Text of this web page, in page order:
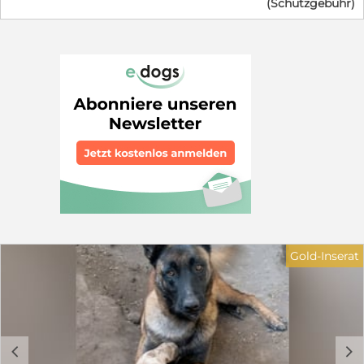
Grenzen zu akzeptieren und das Hunde 1x1. Luca wurde
Mitte Juli von uns besucht und er zeigte sich als
kompatibel mit anderen Hunden, lässt sich bürsten und
auch Kommandos sind ihm nicht fremd. Luca braucht
nur eine konsequente, souveräne Führung um als
Traumhund bezeichnet zu werden. Wird er im "laissez-
faire-Stil" geführt, stellt er die Kommandos in Frage
und macht den Clown. Beispiel: will man, dass er
"Platz" macht, kommt er schon mal auf die Idee, sich
im Gras zu wälzen. Lässt man das zu, will er seinen Kopf
durchsetzen und ignoriert das Kommando. Hier sollte
es keine Diskussionen geben. Luca muss wissen, dass
Garten haben. Gerne kann ein sozialer, ausgeglichener
Ersthund in der Familie leben, er kann aber auch
Einzelprinz sein. Es sollten erst einmal keine kleinen
Kinder in dem gleichen Haushalt sein. Luca braucht
nun dringend eine Chance, Menschen, die sich mit der
Rasse auskennen, und die erkennen, was in Luca steckt.
Laut der Leitung der Hundepension bindet sich Luca
(Schutzgebühr)
c d
Gold-Inserat